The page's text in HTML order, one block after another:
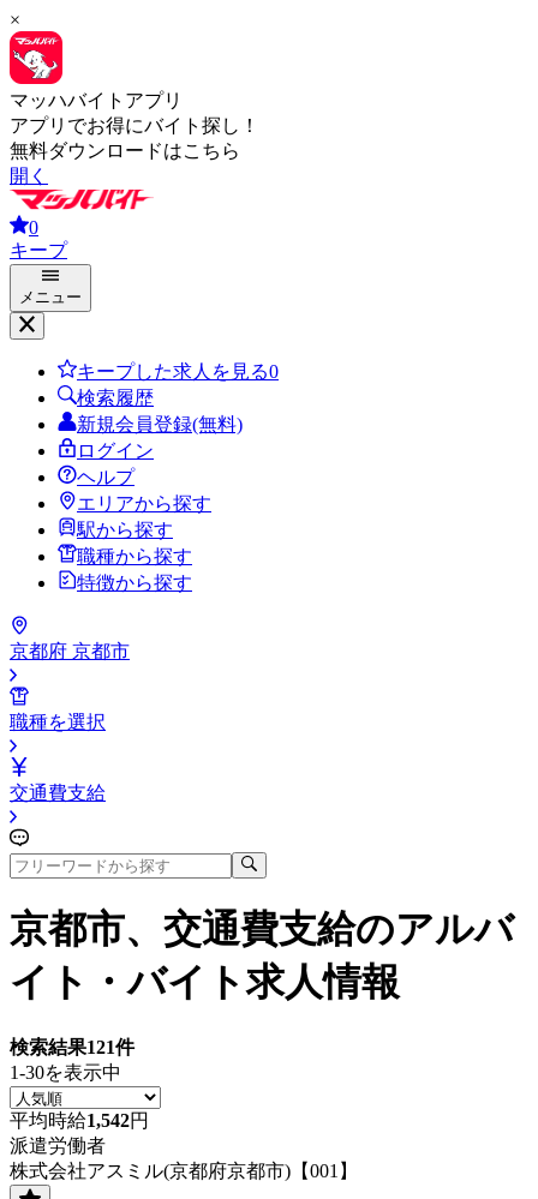
×
マッハバイトアプリ
アプリでお得にバイト探し！
無料ダウンロードはこちら
開く
0
キープ
メニュー
キープした求人を見る0
検索履歴
新規会員登録(無料)
ログイン
ヘルプ
エリアから探す
駅から探す
職種から探す
特徴から探す
京都府 京都市
職種を選択
交通費支給
京都市、交通費支給のアルバ
イト・バイト求人情報
検索結果121件
1-30を表示中
平均時給1,542円
派遣労働者
株式会社アスミル(京都府京都市)【001】